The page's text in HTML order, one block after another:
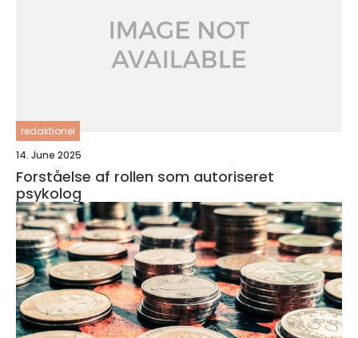
redaktionel
14. June 2025
Forståelse af rollen som autoriseret
psykolog